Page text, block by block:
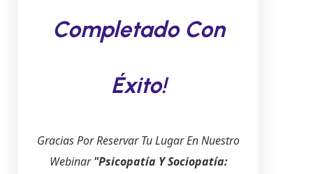
Completado Con
Éxito!
Gracias Por Reservar Tu Lugar En Nuestro
Webinar"Psicopatía Y Sociopatía: